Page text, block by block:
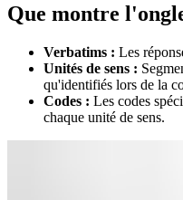
Que montre
Verbatims : Les
Unités de sens :
qu'identifiés lors de la
Codes : Les codes
chaque unité de sens.